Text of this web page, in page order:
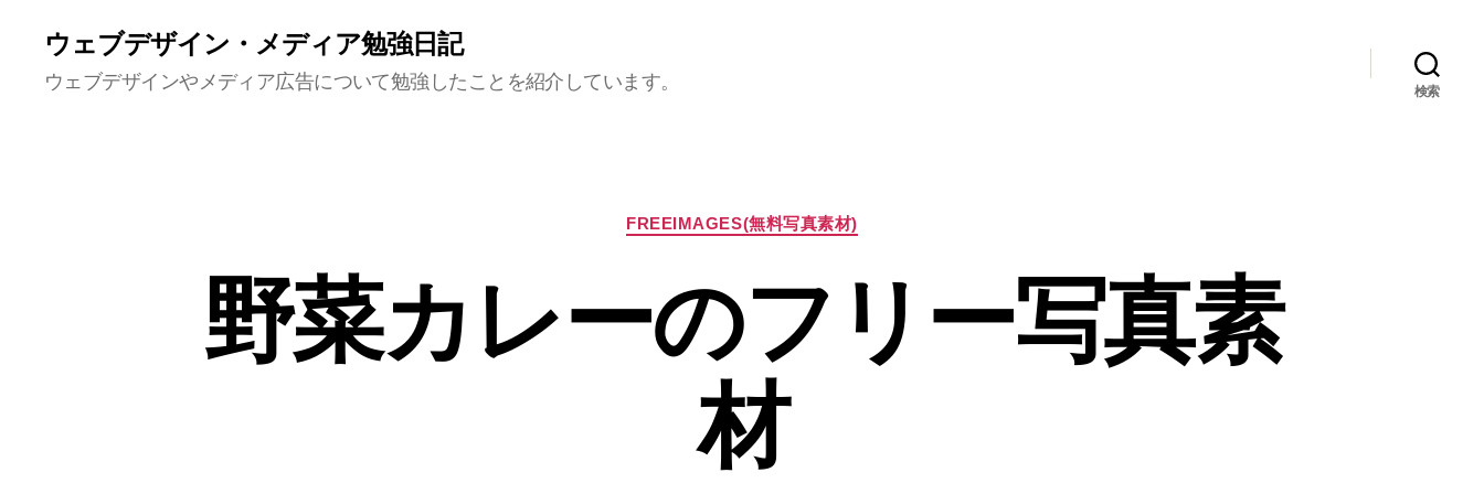
ウェブデザイン・メディア勉強日記
ウェブデザインやメディア広告について勉強したことを紹介しています。 検索
カ
テ
リ
ー
FREEIMAGES(無料写真素材)
野菜カレーのフリー写真素
材